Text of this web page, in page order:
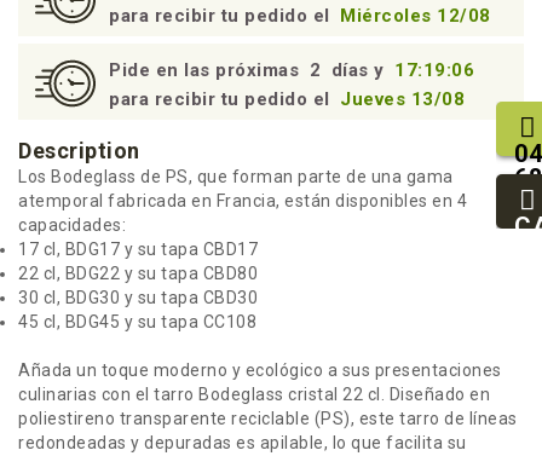
para recibir tu pedido el
Miércoles 12/08
Pide en las próximas 2 días y 17:19:06
para recibir tu pedido el
Jueves 13/08
Description
Los Bodeglass de PS, que forman parte de una gama
atemporal fabricada en Francia, están disponibles en 4
capacidades:
17 cl, BDG17 y su tapa CBD17
22 cl, BDG22 y su tapa CBD80
30 cl, BDG30 y su tapa CBD30
45 cl, BDG45 y su tapa CC108
Añada un toque moderno y ecológico a sus presentaciones
culinarias con el tarro Bodeglass cristal 22 cl. Diseñado en
poliestireno transparente reciclable (PS), este tarro de líneas
redondeadas y depuradas es apilable, lo que facilita su
04
68
25
93